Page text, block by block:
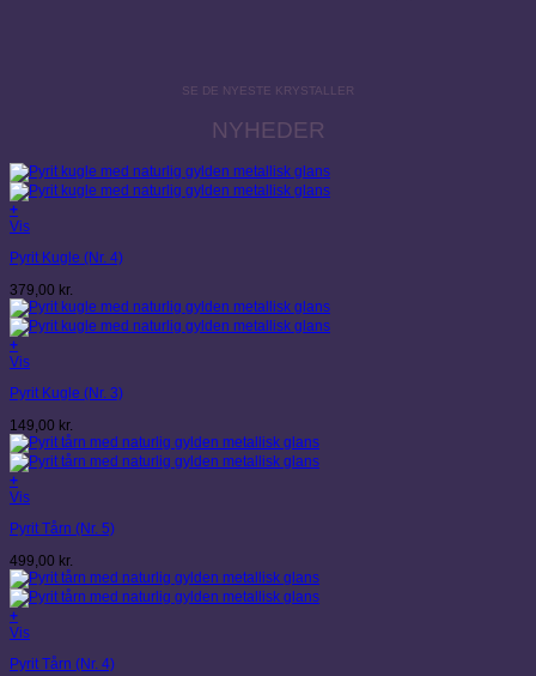
SE DE NYESTE KRYSTALLER
NYHEDER
+
Vis
Pyrit Kugle (Nr. 4)
379,00 kr.
+
Vis
Pyrit Kugle (Nr. 3)
149,00 kr.
+
Vis
Pyrit Tårn (Nr. 5)
499,00 kr.
+
Vis
Pyrit Tårn (Nr. 4)